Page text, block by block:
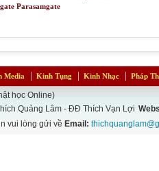
Parasamgate
Media Kinh Tụng Kinh Nhạc Pháp
học Online)
Quảng Lâm - ĐĐ Thích Vạn Lợi
vui lòng gửi về Email: